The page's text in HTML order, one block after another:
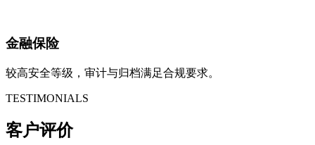
金融保险
较高安全等级，审计与归档满足合规要求。
TESTIMONIALS
客户评价